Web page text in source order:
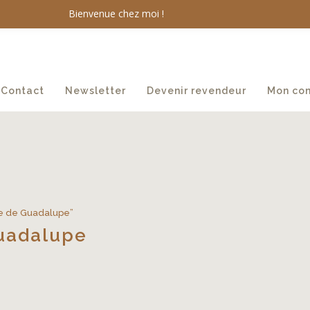
Bienvenue chez moi !
Contact Newsletter Devenir revendeur Mon
de Guadalupe”